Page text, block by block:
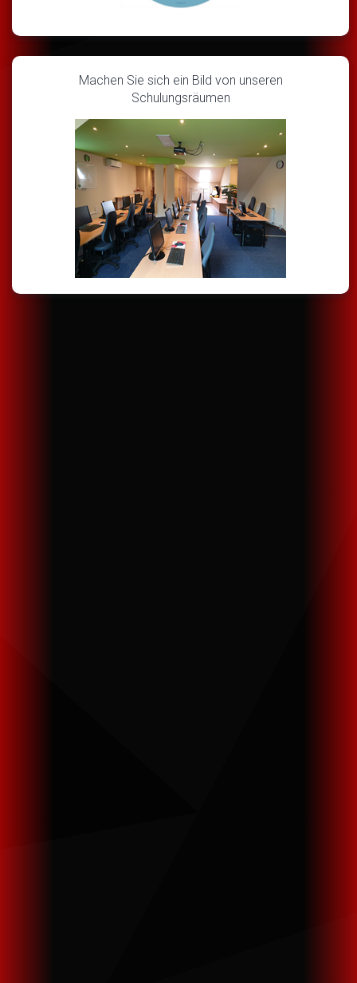
Machen Sie sich ein Bild von unseren
Schulungsräumen